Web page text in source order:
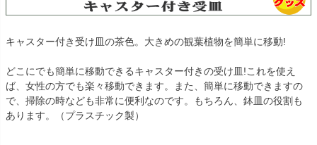
キャスター付き受け皿の茶色。大きめの観葉植物を簡単に移動!
どこにでも簡単に移動できるキャスター付きの受け皿!これを使え
ば、女性の方でも楽々移動できます。また、簡単に移動できますの
で、掃除の時なども非常に便利なのです。もちろん、鉢皿の役割も
あります。（プラスチック製）